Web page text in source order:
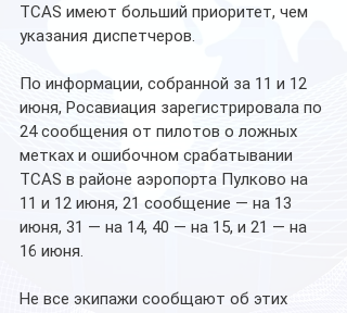
TCAS имеют больший приоритет, чем
указания диспетчеров.
По информации, собранной за 11 и 12
июня, Росавиация зарегистрировала по
24 сообщения от пилотов о ложных
метках и ошибочном срабатывании
TCAS в районе аэропорта Пулково на
11 и 12 июня, 21 сообщение — на 13
июня, 31 — на 14, 40 — на 15, и 21 — на
16 июня.
Не все экипажи сообщают об этих